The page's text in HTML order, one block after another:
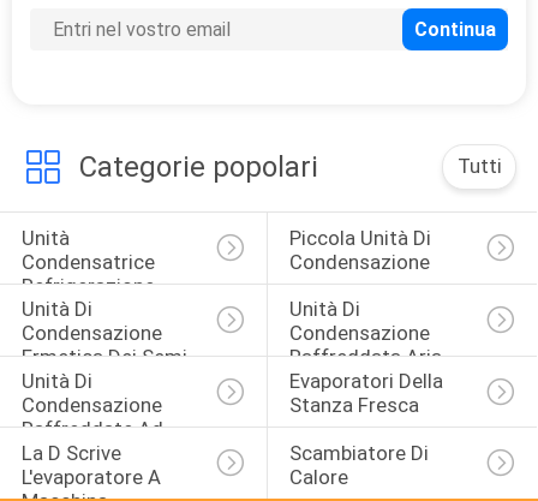
parti di
Categorie popolari Tutti
Unità
Condensatrice
Refrigerazione
Piccola Unità Di
Condensazione
Unità Di
Condensazione
Ermetica Dei Semi
Unità Di
Condensazione
Raffreddata Aria
Unità Di
Condensazione
Raffreddate Ad
Acqua
Evaporatori Della
Stanza Fresca
La D Scrive
L'evaporatore A
Scambiatore Di
Calore